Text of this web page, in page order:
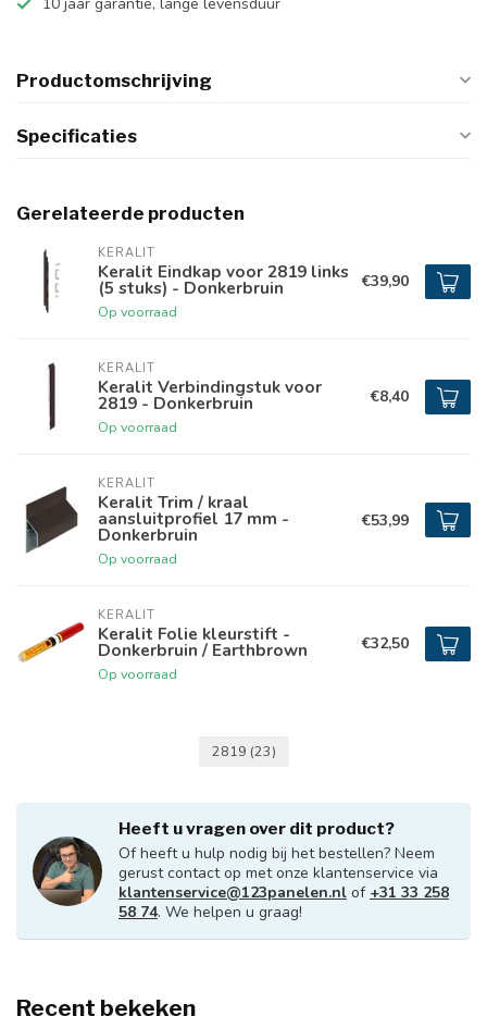
Productomschrijving
Specificaties
Gerelateerde producten
KERALIT
Keralit Eindkap voor 2819 links
(5 stuks) - Donkerbruin
Op voorraad
€39,90
KERALIT
Keralit Verbindingstuk voor
2819 - Donkerbruin
Op voorraad
€8,40
KERALIT
Keralit Trim / kraal
aansluitprofiel 17 mm -
Donkerbruin
Op voorraad
€53,99
KERALIT
Keralit Folie kleurstift -
Donkerbruin / Earthbrown
Op voorraad
€32,50
2819 (23)
Heeft u vragen over dit product?
Of heeft u hulp nodig bij het bestellen? Neem
gerust contact op met onze klantenservice via
klantenservice@123panelen.nl of +31 33 258
58 74. We helpen u graag!
Recent bekeken